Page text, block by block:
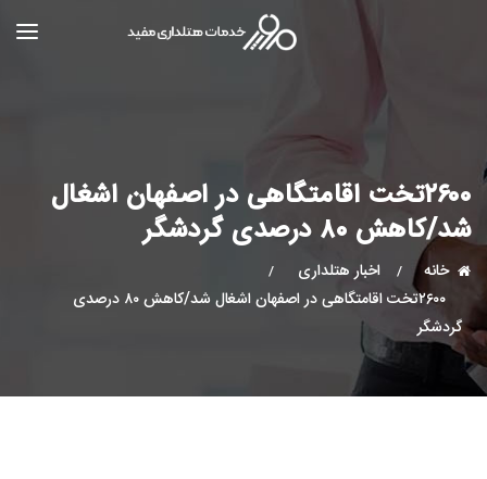
۲۶۰۰تخت اقامتگاهی در اصفهان اشغال
شد/کاهش ۸۰ درصدی گردشگر
خانه
اخبار هتلداری
۲۶۰۰تخت اقامتگاهی در اصفهان اشغال شد/کاهش ۸۰ درصدی
گردشگر